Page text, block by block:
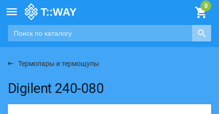

Термопары и термощупы
Digilent 240-080